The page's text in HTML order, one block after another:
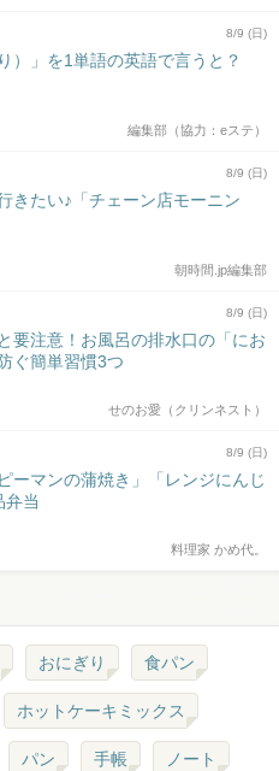
8/9 (日)
）」を1単語の英語で言うと？
編集部（協力：eステ）
8/9 (日)
きたい♪「チェーン店モーニン
朝時間.jp編集部
8/9 (日)
要注意！お風呂の排水口の「にお
ぐ簡単習慣3つ
せのお愛（クリンネスト）
8/9 (日)
ーマンの蒲焼き」「レンジにんじ
弁当
料理家 かめ代。
おにぎり 食パン
ホットケーキミックス
パン 手帳 ノート